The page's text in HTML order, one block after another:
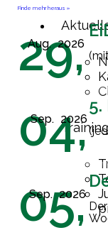
Finde mehr heraus »
Aug.
29,
2026
Sep.
04,
2026
Sep.
05,
2026